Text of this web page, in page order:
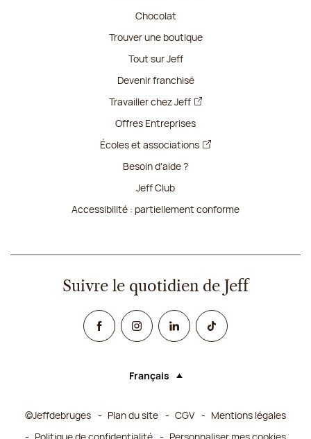
Chocolat
Trouver une boutique
Tout sur Jeff
Devenir franchisé
Travailler chez Jeff
Offres Entreprises
Écoles et associations
Besoin d'aide ?
Jeff Club
Accessibilité : partiellement conforme
Suivre le quotidien de Jeff
FacebookInstagramLinked InTikTok
Langue (sélectionner une option
Français
©Jeffdebruges Plan du site CGV
Mentions légales